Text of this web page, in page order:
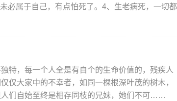
必属于自己，有点怕死了。4、生老病死，一切都
每一个人全是有自个的生命价值的，残疾人
大家中的不幸者，如同一棵根深叶茂的树木，
们自始至终是相存同枝的兄妹，她们不可……